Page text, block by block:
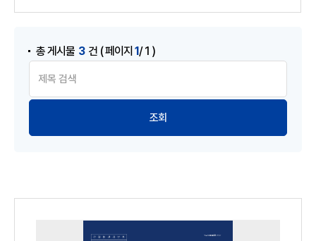
총 게시물 3 건 ( 페이지 1/ 1 )